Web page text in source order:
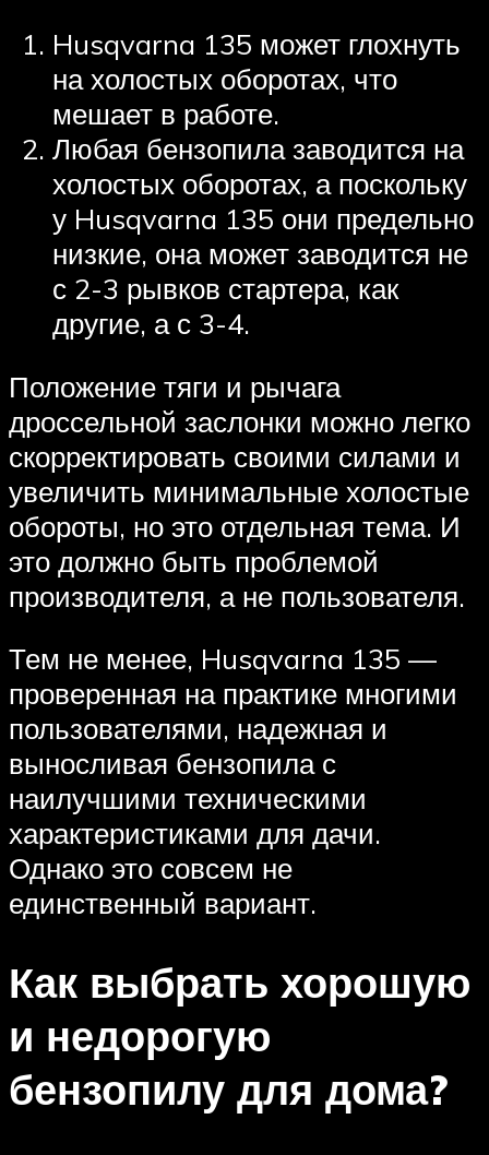
Husqvarna 135 может глохнуть
на холостых оборотах, что
мешает в работе.
Любая бензопила заводится на
холостых оборотах, а поскольку
у Husqvarna 135 они предельно
низкие, она может заводится не
с 2-3 рывков стартера, как
другие, а с 3-4.
Положение тяги и рычага
дроссельной заслонки можно легко
скорректировать своими силами и
увеличить минимальные холостые
обороты, но это отдельная тема. И
это должно быть проблемой
производителя, а не пользователя.
Тем не менее, Husqvarna 135 —
проверенная на практике многими
пользователями, надежная и
выносливая бензопила с
наилучшими техническими
характеристиками для дачи.
Однако это совсем не
единственный вариант.
Как выбрать хорошую
и недорогую
бензопилу для дома?